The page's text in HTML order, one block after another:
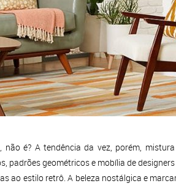
é? A tendência da vez, porém,
geométricos e mobília de
ao estilo retrô. A beleza nostálgica e